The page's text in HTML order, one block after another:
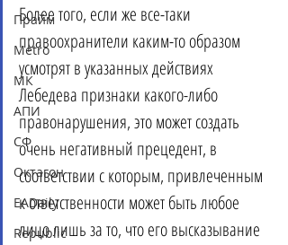
Прайм
Metro
МК
АПИ
СФ
Октагон
EADaily
Republic
Более того, если же все-таки
правоохранители каким-то образом
усмотрят в указанных действиях
Лебедева признаки какого-либо
правонарушения, это может создать
очень негативный прецедент, в
соответствии с которым, привлеченным
к ответственности может быть любое
лицо лишь за то, что его высказывание